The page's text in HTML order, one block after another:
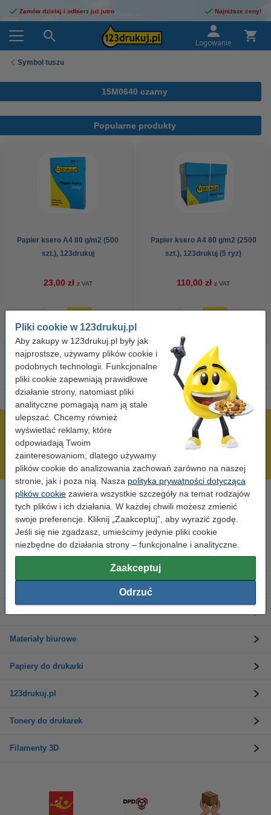
Pliki cookie w 123drukuj.pl
Aby zakupy w 123drukuj.pl były jak
najprostsze, używamy plików cookie i
podobnych technologii. Funkcjonalne
pliki cookie zapewniają prawidłowe
działanie strony, natomiast pliki
analityczne pomagają nam ją stale
ulepszać. Chcemy również
wyświetlać reklamy, które
odpowiadają Twoim
zainteresowaniom, dlatego używamy
plików cookie do analizowania zachowań zarówno na naszej
stronie, jak i poza nią. Nasza polityka prywatności dotycząca
plików cookie zawiera wszystkie szczegóły na temat rodzajów
tych plików i ich działania. W każdej chwili możesz zmienić
swoje preferencje. Kliknij „Zaakceptuj”, aby wyrazić zgodę.
Jeśli się nie zgadzasz, umieścimy jedynie pliki cookie
niezbędne do działania strony – funkcjonalne i analityczne.
Zaakceptuj
Odrzuć
Zamów dzisiaj i odbierz już jutro Najniższe ceny!
Logowanie
Symbol tuszu
15M0640 czarny
Popularne produkty
Papier ksero A4 80 g/m2 (500
szt.), 123drukuj
23,00 zł z VAT
Papier ksero A4 80 g/m2 (2500
szt.), 123drukuj (5 ryz)
110,00 zł z VAT
600 tysięcy zadowolonych klientów
Wysyłka już dzisiaj!
Najniższe ceny!
Potrzebujesz pomocy?
Skontaktuj się z nami 123 123 270
Pn-Pt od 8:00 do 16:00
Tusze do drukarek
Etykiety i taśmy
Materiały biurowe
Papiery do drukarki
123drukuj.pl
Tonery do drukarek
Filamenty 3D